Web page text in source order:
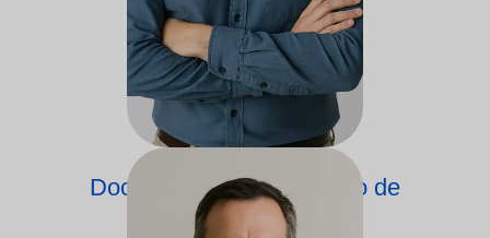
Docente do Departamento de
Nutrição